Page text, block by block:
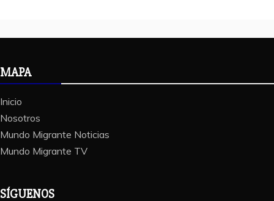
MAPA
Inicio
Nosotros
Mundo Migrante Noticias
Mundo Migrante TV
SÍGUENOS